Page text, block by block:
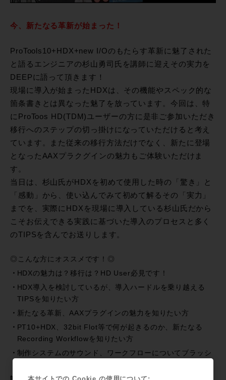
今、新たなる革新が始まった！
ProTools10+HDX+new I/Oのもたらす革新に魅了された
と語るエンジニアの杉山勇司氏を講師に迎えその実力を
DEEPに語って頂きます！
現場に導入が始まったHDXは、その機能やスペック的な
箇条書きとは異なった魅了を放っています。今回は、特
にProToos HD(TDM)ユーザーの方に是非ご参加いただき
移行へのステップの切っ掛けになっていただけると考え
ています。また従来の移行方法だけでなく、新たに登場
となったAAXプラクグインの魅力もご体験いただけま
す。
当日は、杉山氏がHDXを初めて使用した時の「驚き」と
「感動」から、使い込んでみて初めて解るその「実力」
までを、実際にHDXを現場に導入している杉山氏だから
こそお伝えできる実践に基づいた導入のプロセスと多く
のTIPSを含んでお送りします。
◎こんな方にオススメです！◎
HDXの魅力は？移行は？HD User必見です！
HDX導入を検討しているが、導入ハードルを乗り越える
TIPSを知りたい方
新たなる革新、AAXプラグインの魅力を知りたい方
PT10+HDX、32bit Flot等で何が起きるのか、新たなる
Recording Workflowを知りたい方
制作システムのサウンド、ワークフローについてブラッシ